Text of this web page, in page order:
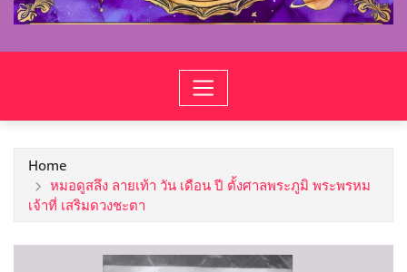
Home
หมอดูสลึง ลายเท้า วัน เดือน ปี ตั้งศาลพระภูมิ พระพรหม
เจ้าที่ เสริมดวงชะตา